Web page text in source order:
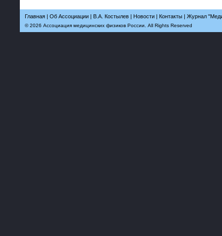
Главная | Об Ассоциации | В.А. Костылев | Новости | Контакты | Журнал
© 2026 Ассоциация медицинских физиков России. All Rights Reserved